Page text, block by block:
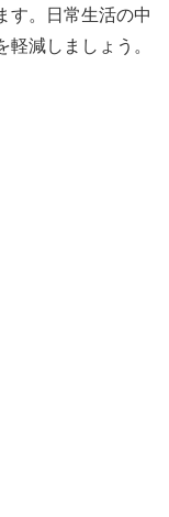
す。日常生活の中
減しましょう。